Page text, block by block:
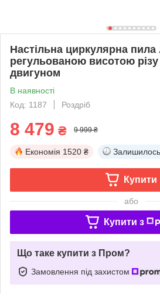
Настільна циркулярна пила
регульованою висотою
двигуном
В наявності
Код: 1187
Роздріб
8 479 ₴ 9 999 ₴
Економія 1520 ₴ Залишилось
Купити
або
Купити з
Що таке купити з Пром?
Замовлення під захистом